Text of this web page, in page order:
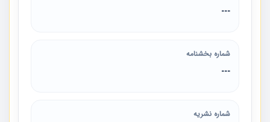
---
شماره بخشنامه
---
شماره نشریه